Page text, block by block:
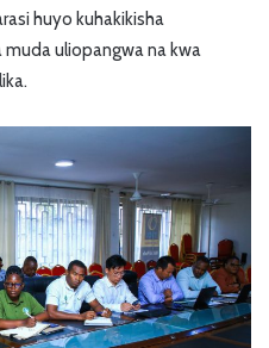
huyo kuhakikisha
uliopangwa na kwa